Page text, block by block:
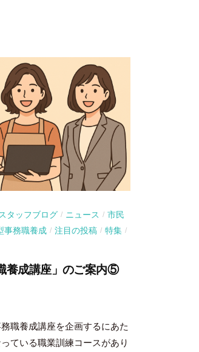
スタッフブログ / ニュース / 市民
事務職養成 / 注目の投稿 / 特集 /
養成講座」のご案内⑤
職養成講座を企画するにあた
ている職業訓練コースがあり